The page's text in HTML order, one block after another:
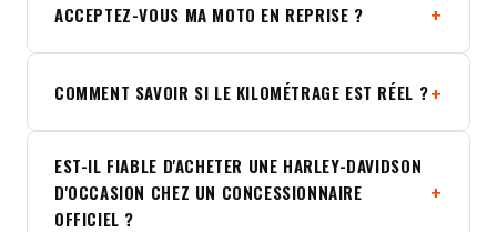
ACCEPTEZ-VOUS MA MOTO EN REPRISE ?
COMMENT SAVOIR SI LE KILOMÉTRAGE EST RÉEL ?
EST-IL FIABLE D'ACHETER UNE HARLEY-DAVIDSON
D'OCCASION CHEZ UN CONCESSIONNAIRE
OFFICIEL ?